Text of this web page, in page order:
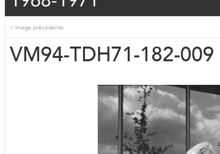
< Image précédente
VM94-TDH71-182-009